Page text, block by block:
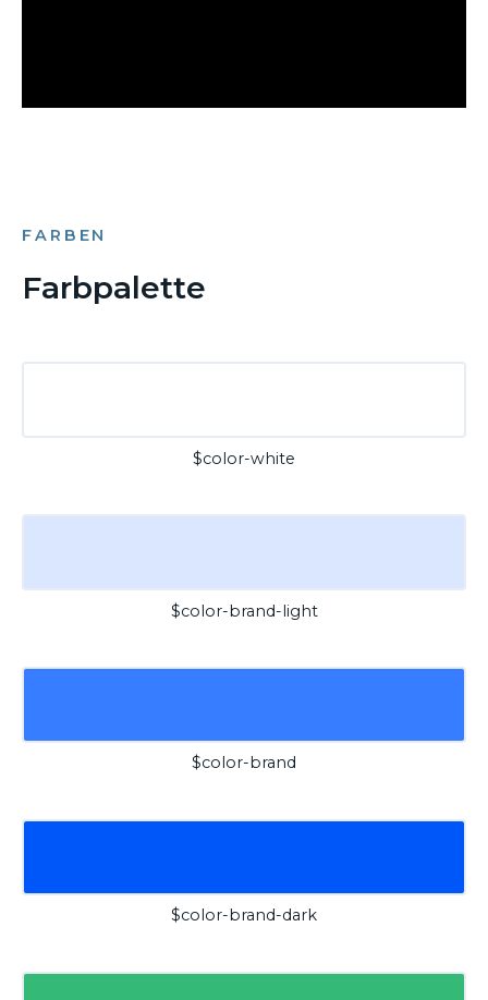
FARBEN
Farbpalette
$color-white
$color-brand-light
$color-brand
$color-brand-dark